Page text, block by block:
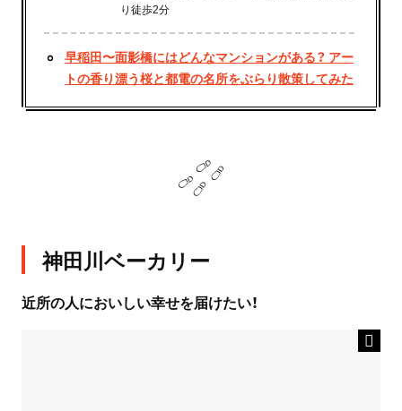
り徒歩2分
早稲田〜面影橋にはどんなマンションがある？ アー
トの香り漂う桜と都電の名所をぶらり散策してみた
神田川ベーカリー
近所の人においしい幸せを届けたい！